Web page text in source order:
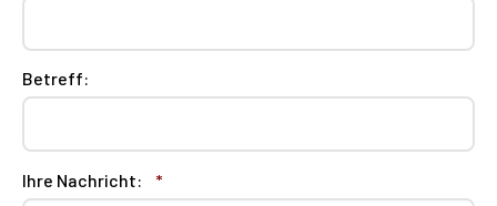
Betreff:
Ihre Nachricht: *